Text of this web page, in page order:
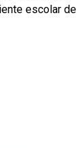
escolar de